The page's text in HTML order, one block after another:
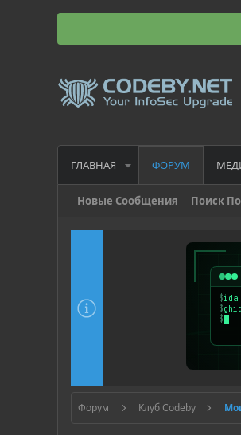
ГЛАВНАЯ ФОРУМ
Новые Сообщения Поиск
Форум Клуб Codeby